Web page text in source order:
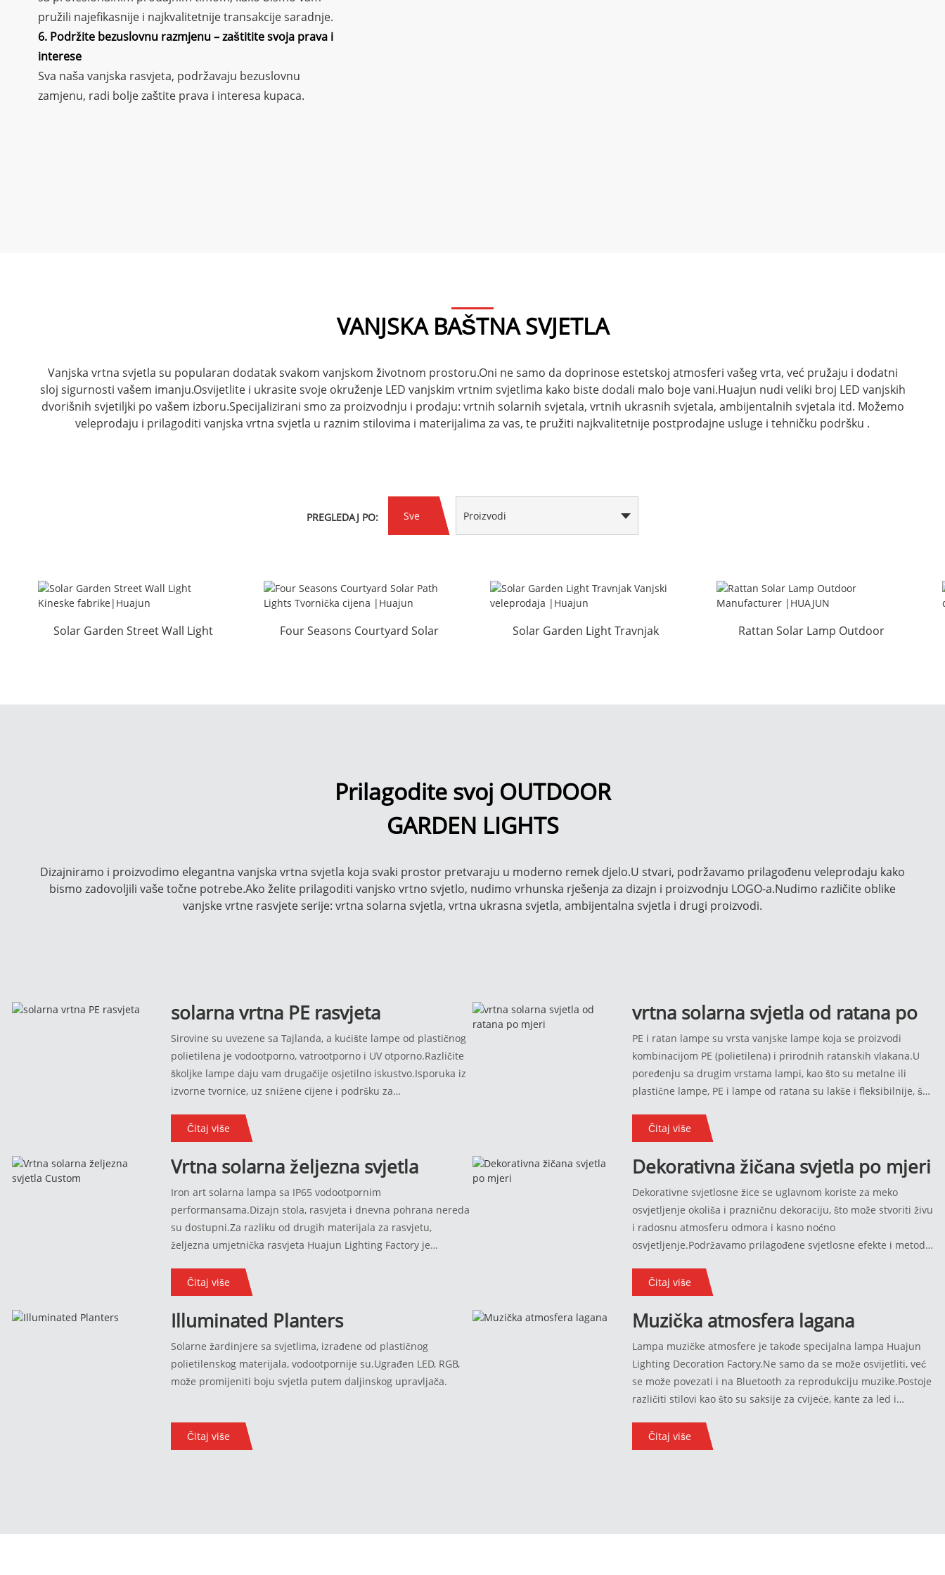
pružili najefikasnije i najkvalitetnije transakcije saradnje.
6. Podržite bezuslovnu razmjenu – zaštitite svoja prava i
interese
Sva naša vanjska rasvjeta, podržavaju bezuslovnu
zamjenu, radi bolje zaštite prava i interesa kupaca.
VANJSKA BAŠTNA SVJETLA
Vanjska vrtna svjetla su popularan dodatak svakom vanjskom životnom prostoru.Oni ne samo da doprinose estetskoj atmosferi vašeg vrta, već pružaju i dodatni
sloj sigurnosti vašem imanju.Osvijetlite i ukrasite svoje okruženje LED vanjskim vrtnim svjetlima kako biste dodali malo boje vani.Huajun nudi veliki broj LED vanjskih
dvorišnih svjetiljki po vašem izboru.Specijalizirani smo za proizvodnju i prodaju: vrtnih solarnih svjetala, vrtnih ukrasnih svjetala, ambijentalnih svjetala itd. Možemo
veleprodaju i prilagoditi vanjska vrtna svjetla u raznim stilovima i materijalima za vas, te pružiti najkvalitetnije postprodajne usluge i tehničku podršku .
PREGLEDAJ PO: Sve Proizvodi
Solar Garden Street Wall Light
Four Seasons Courtyard Solar
Solar Garden Light Travnjak
Rattan Solar Lamp Outdoor
Prilagodite svoj OUTDOOR
GARDEN LIGHTS
Dizajniramo i proizvodimo elegantna vanjska vrtna svjetla koja svaki prostor pretvaraju u moderno remek djelo.U stvari, podržavamo prilagođenu veleprodaju kako
bismo zadovoljili vaše točne potrebe.Ako želite prilagoditi vanjsko vrtno svjetlo, nudimo vrhunska rješenja za dizajn i proizvodnju LOGO-a.Nudimo različite oblike
vanjske vrtne rasvjete serije: vrtna solarna svjetla, vrtna ukrasna svjetla, ambijentalna svjetla i drugi proizvodi.
solarna vrtna PE rasvjeta
Sirovine su uvezene sa Tajlanda, a kućište lampe od plastičnog
polietilena je vodootporno, vatrootporno i UV otporno.Različite
školjke lampe daju vam drugačije osjetilno iskustvo.Isporuka iz
izvorne tvornice, uz snižene cijene i podršku za
Čitaj više
vrtna solarna svjetla od ratana po
mjeri
PE i ratan lampe su vrsta vanjske lampe koja se proizvodi
kombinacijom PE (polietilena) i prirodnih ratanskih vlakana.U
poređenju sa drugim vrstama lampi, kao što su metalne ili
plastične lampe, PE i lampe od ratana su lakše i fleksibilnije, što
oštećenja uzrokovana vremenskim prilikama, kao što su hrđa,
blijeđenje ili pucanje, što ih čini dobrom opcijom za upotrebu
na otvorenom. Zbog svoje jedinstvene teksture i dizajna,
popularan su izbor za one koji žele stvoriti prirodan i opušten
ambijent u njihovim vanjskim prostorima.
Čitaj više
Vrtna solarna željezna svjetla
Custom
Iron art solarna lampa sa IP65 vodootpornim
performansama.Dizajn stola, rasvjeta i dnevna pohrana nereda
su dostupni.Za razliku od drugih materijala za rasvjetu,
željezna umjetnička rasvjeta Huajun Lighting Factory je
kiše, čvrsta i izdržljiva!
Čitaj više
Dekorativna žičana svjetla po mjeri
Dekorativne svjetlosne žice se uglavnom koriste za meko
osvjetljenje okoliša i prazničnu dekoraciju, što može stvoriti živu
i radosnu atmosferu odmora i kasno noćno
osvjetljenje.Podržavamo prilagođene svjetlosne efekte i metode
Čitaj više
Illuminated Planters
Solarne žardinjere sa svjetlima, izrađene od plastičnog
polietilenskog materijala, vodootpornije su.Ugrađen LED, RGB,
može promijeniti boju svjetla putem daljinskog upravljača.
Čitaj više
Muzička atmosfera lagana
Lampa muzičke atmosfere je takođe specijalna lampa Huajun
Lighting Decoration Factory.Ne samo da se može osvijetliti, već
se može povezati i na Bluetooth za reprodukciju muzike.Postoje
različiti stilovi kao što su saksije za cvijeće, kante za led i
Čitaj više